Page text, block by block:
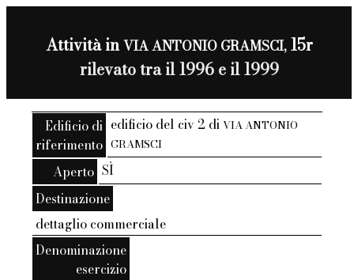
Attività inVIA ANTONIO GRAMSCI,15r
rilevato tra il 1996 e il 1999
Edificio di
riferimento
edificio del civ 2 diVIA ANTONIO
GRAMSCI
Aperto SÌ
Destinazione
dettaglio commerciale
Denominazione
esercizio